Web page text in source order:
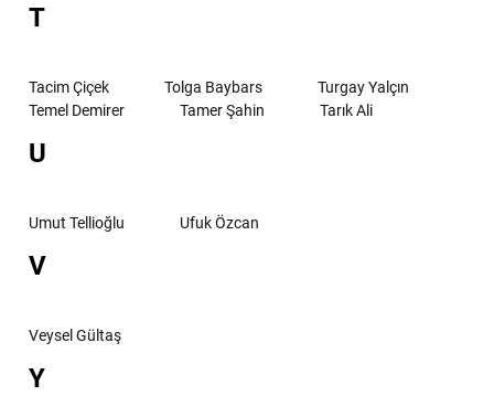
T
Tacim Çiçek Tolga Baybars
Turgay Yalçın
Temel Demirer
Tamer Şahin Tarık Ali
U
Umut Tellioğlu Ufuk Özcan
V
Veysel Gültaş
Y